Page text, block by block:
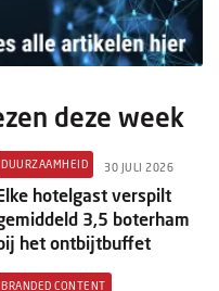
deze week
DUURZAAMHEID 30 JULI 2026
hotelgast verspilt
3,5 boterham
het ontbijtbuffet
BRANDED CONTENT